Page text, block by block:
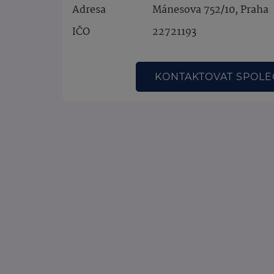
Adresa
Mánesova 752/10, Praha
IČO
22721193
KONTAKTOVAT